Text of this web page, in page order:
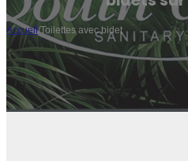
Accueil/Toilettes avec bidet